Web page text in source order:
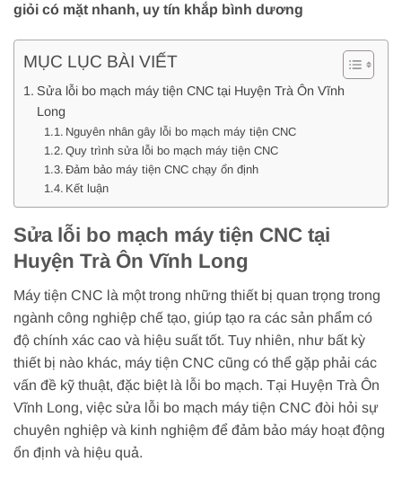
giỏi có mặt nhanh, uy tín khắp bình dương
MỤC LỤC BÀI VIẾT
Sửa lỗi bo mạch máy tiện CNC tại Huyện Trà Ôn Vĩnh
Long
Nguyên nhân gây lỗi bo mạch máy tiện CNC
Quy trình sửa lỗi bo mạch máy tiện CNC
Đảm bảo máy tiện CNC chạy ổn định
Kết luận
Sửa lỗi bo mạch máy tiện CNC tại
Huyện Trà Ôn Vĩnh Long
Máy tiện CNC là một trong những thiết bị quan trọng trong
ngành công nghiệp chế tạo, giúp tạo ra các sản phẩm có
độ chính xác cao và hiệu suất tốt. Tuy nhiên, như bất kỳ
thiết bị nào khác, máy tiện CNC cũng có thể gặp phải các
vấn đề kỹ thuật, đặc biệt là lỗi bo mạch. Tại Huyện Trà Ôn
Vĩnh Long, việc sửa lỗi bo mạch máy tiện CNC đòi hỏi sự
chuyên nghiệp và kinh nghiệm để đảm bảo máy hoạt động
ổn định và hiệu quả.